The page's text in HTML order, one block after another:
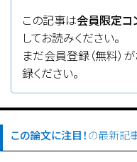
存率は74
状、サイ
Grade3以
る併用療
性を示す
結論された
この記事は会員限定コ
してお読みください。
まだ会員登録（無料）
録ください。
この論文に注目！の最新記